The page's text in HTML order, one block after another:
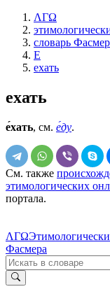
ΛΓΩ
словарь
Е
ехать
ехать
е́хать, см. е́ду.
См. также
этимологических
портала.
ΛΓΩ
Фасмера